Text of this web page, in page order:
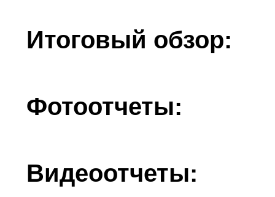
Итоговый обзор:
Фотоотчеты:
Видеоотчеты: